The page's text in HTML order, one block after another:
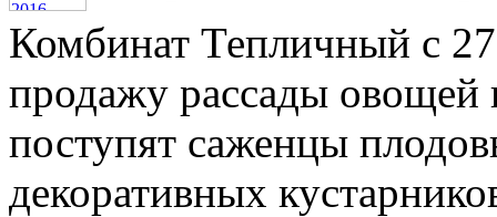
Комбинат Тепличный с
продажу рассады овощей
поступят саженцы
декоративных